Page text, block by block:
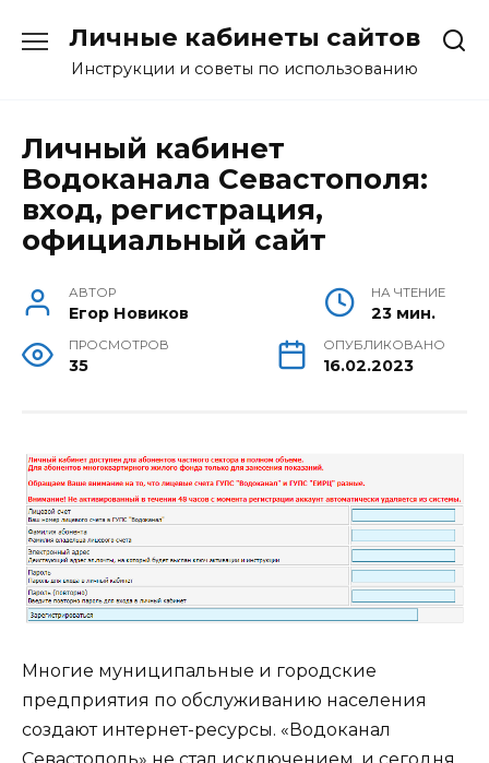
содержанию
Личные кабинеты сайтов
Инструкции и советы по использованию
Личный кабинет
Водоканала Севастополя:
вход, регистрация,
официальный сайт
АВТОР
Егор Новиков
НА ЧТЕНИЕ
23 мин.
ПРОСМОТРОВ
35
ОПУБЛИКОВАНО
16.02.2023
Многие муниципальные и городские
предприятия по обслуживанию населения
создают интернет-ресурсы. «Водоканал
Севастополь» не стал исключением, и сегодня